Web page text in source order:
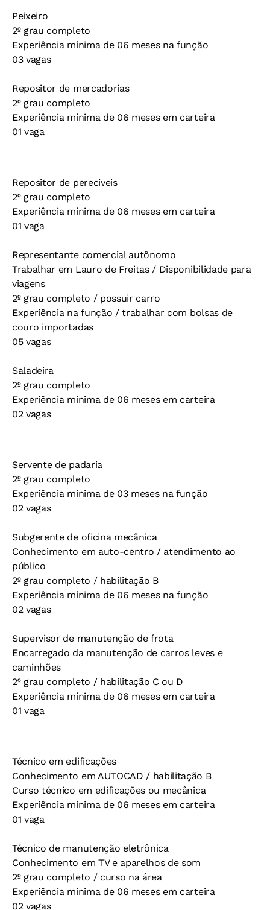
Peixeiro
2º grau completo
Experiência mínima de 06 meses na função
03 vagas
Repositor de mercadorias
2º grau completo
Experiência mínima de 06 meses em carteira
01 vaga
Repositor de perecíveis
2º grau completo
Experiência mínima de 06 meses em carteira
01 vaga
Representante comercial autônomo
Trabalhar em Lauro de Freitas / Disponibilidade para
viagens
2º grau completo / possuir carro
Experiência na função / trabalhar com bolsas de
couro importadas
05 vagas
Saladeira
2º grau completo
Experiência mínima de 06 meses em carteira
02 vagas
Servente de padaria
2º grau completo
Experiência mínima de 03 meses na função
02 vagas
Subgerente de oficina mecânica
Conhecimento em auto-centro / atendimento ao
público
2º grau completo / habilitação B
Experiência mínima de 06 meses na função
02 vagas
Supervisor de manutenção de frota
Encarregado da manutenção de carros leves e
caminhões
2º grau completo / habilitação C ou D
Experiência mínima de 06 meses em carteira
01 vaga
Técnico em edificações
Conhecimento em AUTOCAD / habilitação B
Curso técnico em edificações ou mecânica
Experiência mínima de 06 meses em carteira
01 vaga
Técnico de manutenção eletrônica
Conhecimento em TV e aparelhos de som
2º grau completo / curso na área
Experiência mínima de 06 meses em carteira
02 vagas